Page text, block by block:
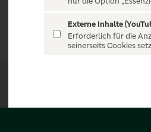
Externe Inhalte
Erforderlich für die
seinerseits Cookies